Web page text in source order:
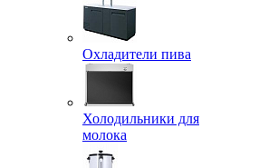
Охладители пива
Холодильники для
молока